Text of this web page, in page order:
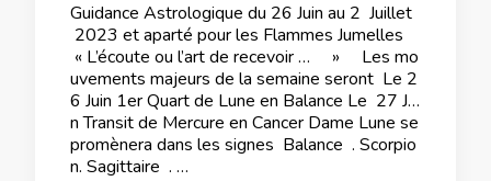
Guidance Astrologique du 26 Juin au 2 Juillet
2023 et aparté pour les Flammes Jumelles
« L’écoute ou l’art de recevoir … » Les mo
uvements majeurs de la semaine seront Le 2
6 Juin 1er Quart de Lune en Balance Le 27 Jui
n Transit de Mercure en Cancer Dame Lune se
promènera dans les signes Balance . Scorpio
n. Sagittaire . …